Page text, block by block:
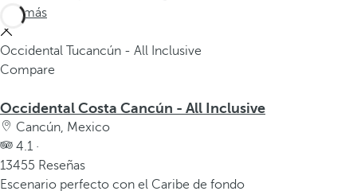
Ver más
Occidental Tucancún - All Inclusive
Compare
Occidental Costa Cancún - All Inclusive
Cancún, Mexico
4.1 ·
13455 Reseñas
Escenario perfecto con el Caribe de fondo